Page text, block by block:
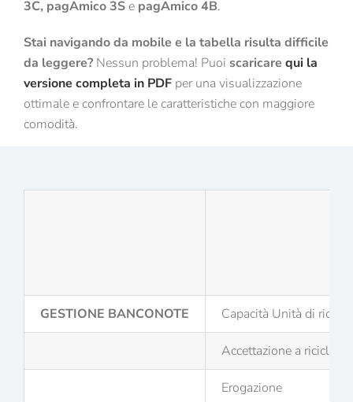
3C, pagAmico 3S e pagAmico 4B.
Stai navigando da mobile e la tabella risulta difficile
da leggere? Nessun problema! Puoi scaricare qui la
versione completa in PDF per una visualizzazione
ottimale e confrontare le caratteristiche con maggiore
comodità.
GESTIONE BANCONOTE Capacità Unità di riciclo
Accettazione a riciclo
Erogazione